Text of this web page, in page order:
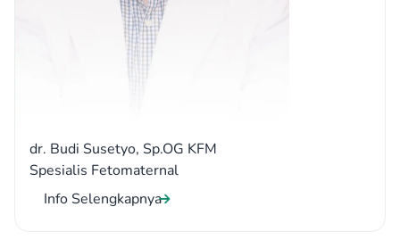
dr. Budi Susetyo, Sp.OG KFM
Spesialis Fetomaternal
Info Selengkapnya